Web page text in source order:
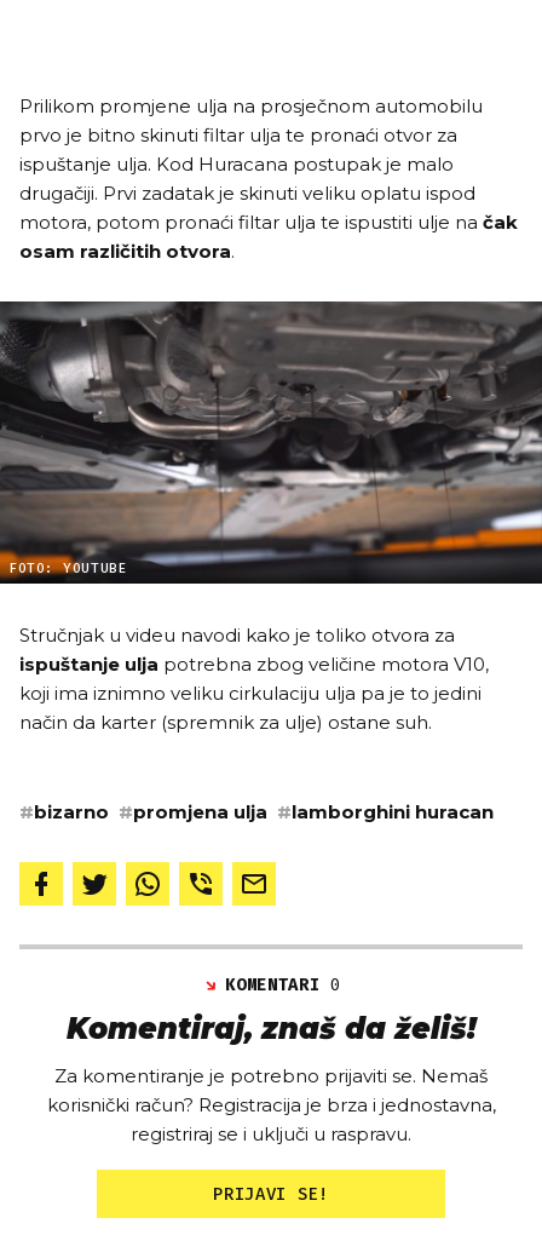
Prilikom promjene ulja na prosječnom automobilu
prvo je bitno skinuti filtar ulja te pronaći otvor za
ispuštanje ulja. Kod Huracana postupak je malo
drugačiji. Prvi zadatak je skinuti veliku oplatu ispod
motora, potom pronaći filtar ulja te ispustiti ulje na čak
osam različitih otvora.
FOTO: YOUTUBE
Stručnjak u videu navodi kako je toliko otvora za
ispuštanje ulja potrebna zbog veličine motora V10,
koji ima iznimno veliku cirkulaciju ulja pa je to jedini
način da karter (spremnik za ulje) ostane suh.
#bizarno #promjena ulja #lamborghini huracan
KOMENTARI0
Komentiraj, znaš da želiš!
Za komentiranje je potrebno prijaviti se. Nemaš
korisnički račun? Registracija je brza i jednostavna,
registriraj se i uključi u raspravu.
PRIJAVI SE!